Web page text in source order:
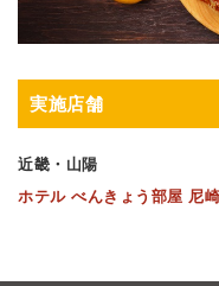
実施店舗
近畿・山陽
ホテル べんきょう部屋 尼崎